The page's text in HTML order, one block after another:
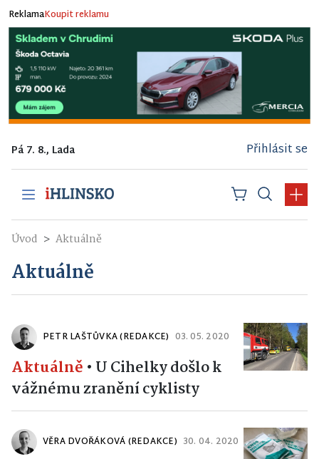
ReklamaKoupit reklamu
Pá 7. 8., Lada Přihlásit se
Úvod Aktuálně
Aktuálně
PETR LAŠTŮVKA (REDAKCE) 03. 05. 2020
Aktuálně • U Cihelky došlo k
vážnému zranění cyklisty
VĚRA DVOŘÁKOVÁ (REDAKCE) 30. 04. 2020